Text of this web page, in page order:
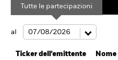
Tutte le partecipazioni
al
Ticker dell'emittente Nome